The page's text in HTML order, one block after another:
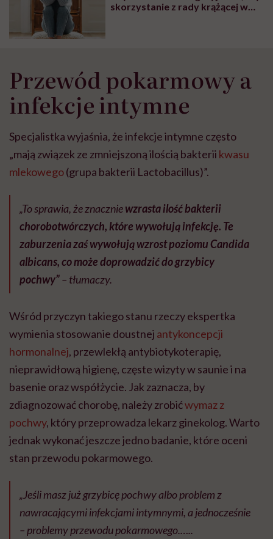
skorzystanie z rady krążącej w
Przewód pokarmowy a
infekcje intymne
Specjalistka wyjaśnia, że infekcje intymne często
„mają związek ze zmniejszoną ilością bakterii kwasu
mlekowego(grupa bakterii Lactobacillus)”.
„To sprawia, że znaczniewzrasta ilość bakterii
chorobotwórczych, które wywołują infekcję. Te
zaburzenia zaś wywołują wzrost poziomu Candida
albicans, co może doprowadzić do grzybicy
pochwy”– tłumaczy.
Wśród przyczyn takiego stanu rzeczy ekspertka
wymienia stosowanie doustnej antykoncepcji
hormonalnej, przewlekłą antybiotykoterapię,
nieprawidłową higienę, częste wizyty w saunie i na
basenie oraz współżycie. Jak zaznacza, by
zdiagnozować chorobę, należy zrobićwymaz z
pochwy, który przeprowadza lekarz ginekolog. Warto
jednak wykonać jeszcze jedno badanie, które oceni
stan przewodu pokarmowego.
„Jeśli masz już grzybicę pochwy albo problem z
nawracającymi infekcjami intymnymi, a jednocześnie
– problemy przewodu pokarmowego.…..